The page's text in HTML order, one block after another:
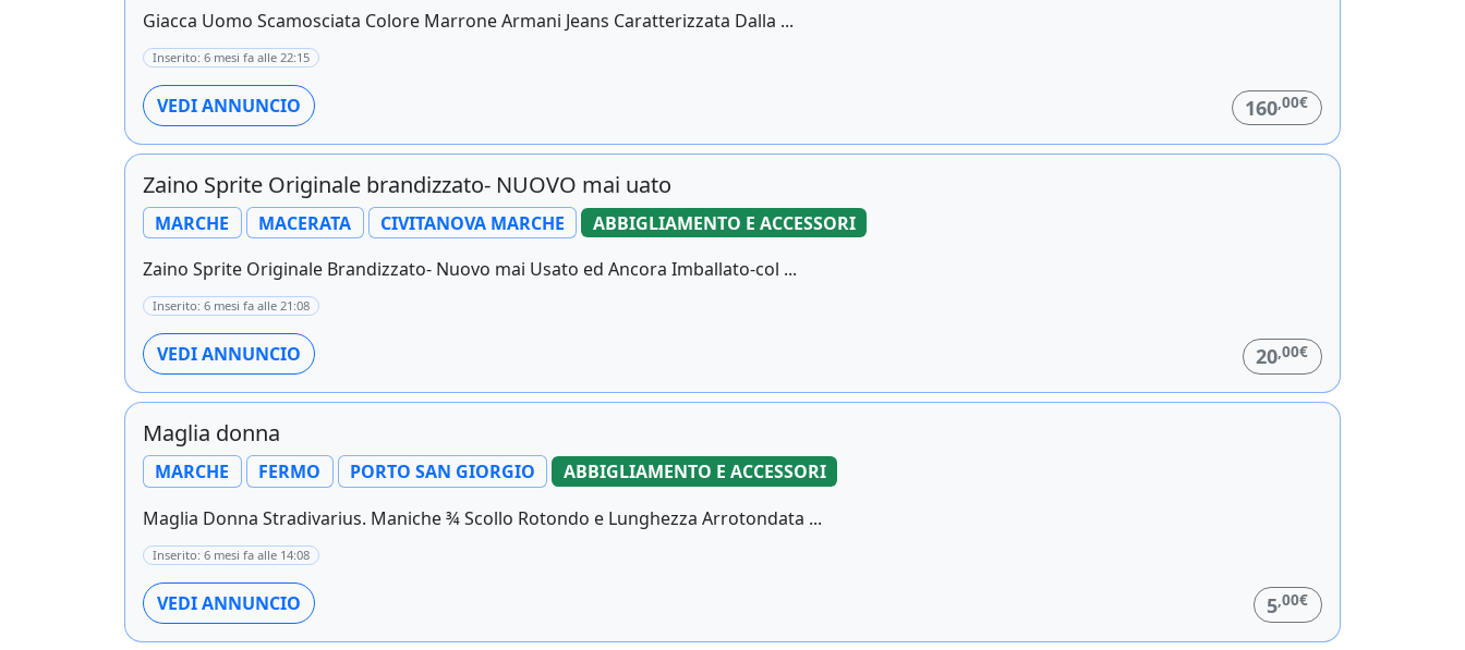
Giacca Uomo Scamosciata Colore Marrone Armani Jeans Caratterizzata Dalla ...
Inserito: 6 mesi fa alle 22:15
VEDI ANNUNCIO 160,00€
Zaino Sprite Originale brandizzato- NUOVO mai uato
MARCHE MACERATA CIVITANOVA MARCHE
ABBIGLIAMENTO E ACCESSORI
Zaino Sprite Originale Brandizzato- Nuovo mai Usato ed Ancora Imballato-col ...
Inserito: 6 mesi fa alle 21:08
VEDI ANNUNCIO 20 ,00€
Maglia donna
MARCHE FERMO PORTO SAN GIORGIO
ABBIGLIAMENTO E ACCESSORI
Maglia Donna Stradivarius. Maniche ¾ Scollo Rotondo e Lunghezza Arrotondata ...
Inserito: 6 mesi fa alle 14:08
VEDI ANNUNCIO 5,00€